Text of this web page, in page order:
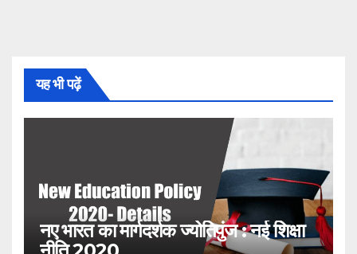
यह भी पढ़ें
नए भारत का मार्गदर्शक ज्योतिपुंज : नई शिक्षा